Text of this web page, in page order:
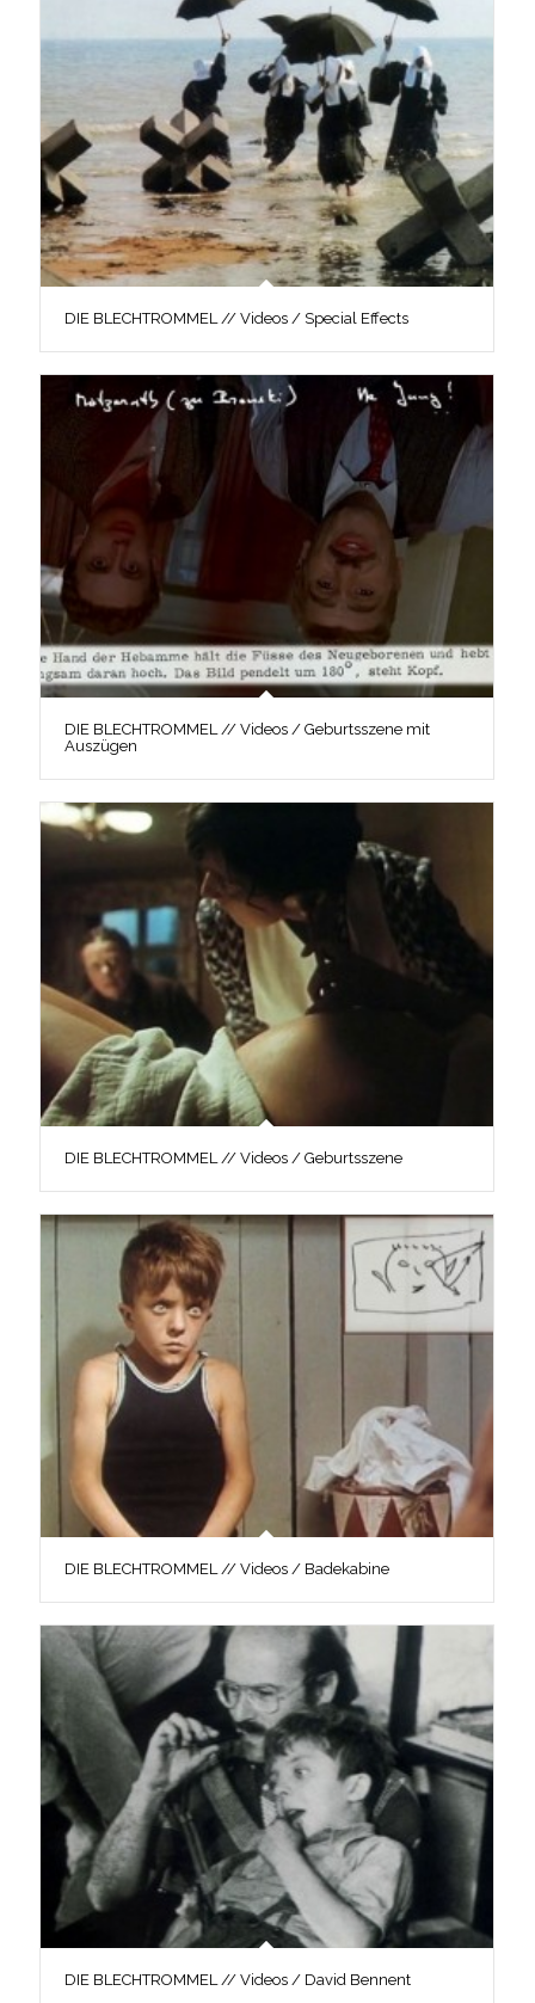
DIE BLECHTROMMEL // Videos / Special Effects
DIE BLECHTROMMEL // Videos / Geburtsszene mit
Auszügen
DIE BLECHTROMMEL // Videos / Geburtsszene
DIE BLECHTROMMEL // Videos / Badekabine
DIE BLECHTROMMEL // Videos / David Bennent